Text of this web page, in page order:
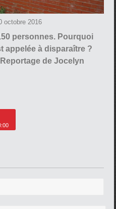
octobre 2016
personnes. Pourquoi
appelée à disparaître ?
de Jocelyn